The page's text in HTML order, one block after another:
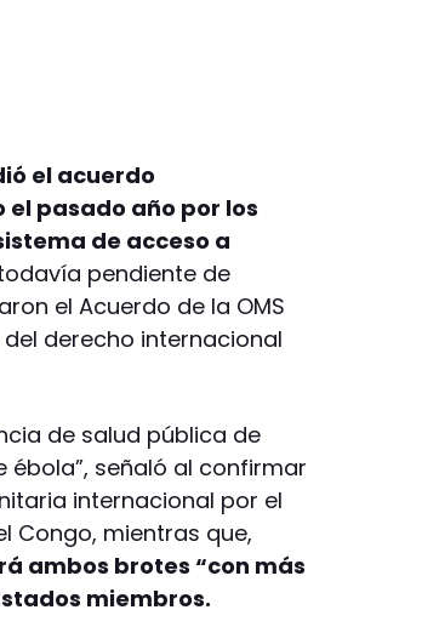
el acuerdo
pasado año por los
de acceso a
pendiente de
el Acuerdo de la OMS
derecho internacional
de salud pública de
señaló al confirmar
internacional por el
Congo, mientras que,
ambos brotes “con más
miembros.